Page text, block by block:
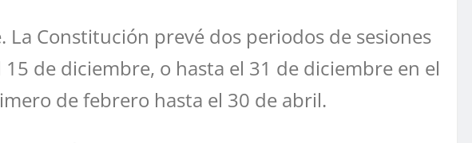
Constitución prevé dos periodos de sesiones
de diciembre, o hasta el 31 de diciembre en el
de febrero hasta el 30 de abril.